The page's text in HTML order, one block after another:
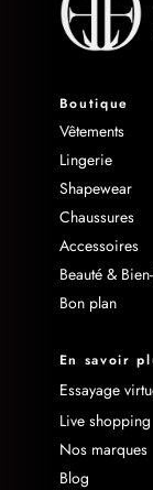
Boutique
Vêtements
Lingerie
Shapewear
Chaussures
Accessoires
Beauté &
Bon plan
En savoir
Essayage
Live shopping
Nos marques
Blog